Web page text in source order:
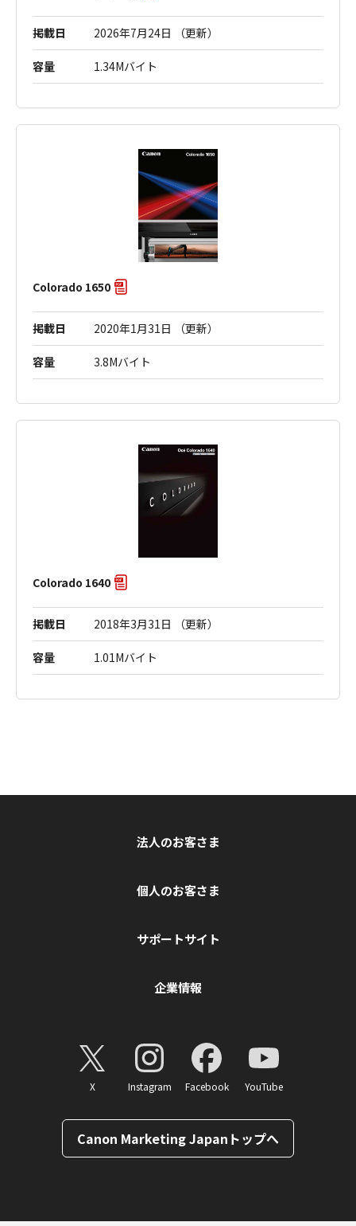
掲載日 2026年7月24日 （更新）
容量 1.34Mバイト
Colorado 1650
掲載日 2020年1月31日 （更新）
容量 3.8Mバイト
Colorado 1640
掲載日 2018年3月31日 （更新）
容量 1.01Mバイト
法人のお客さま
個人のお客さま
サポートサイト
企業情報
X Instagram Facebook YouTube
Canon Marketing Japanトップへ